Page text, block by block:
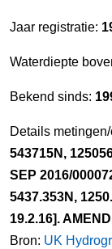
Jaar registratie:
Waterdiepte
Bekend sinds:
Details
543715N,
SEP 2016/
5437.353N,
19.2.16].
Bron: UK